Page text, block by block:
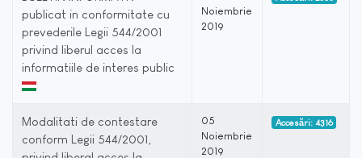
publicat in conformitate cu
prevederile Legii 544/2001
privind liberul acces la
informatiile de interes public
Noiembrie
2019
Modalitati de contestare
conform Legii 544/2001,
05
Noiembrie
2019
Accesări: 4316